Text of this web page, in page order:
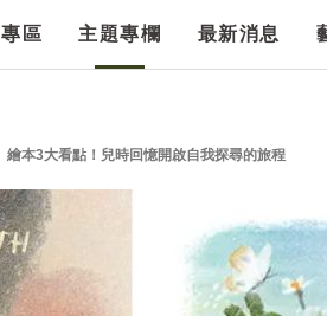
區 主題專欄 最新消息
本3大看點！兒時回憶開啟自我探尋的旅程